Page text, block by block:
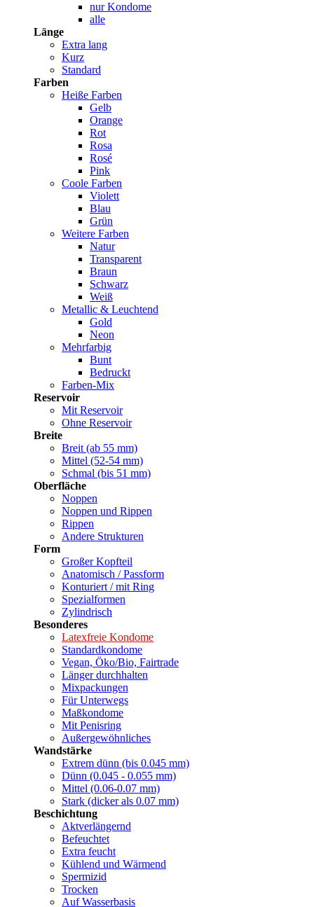
nur Kondome
alle
Länge
Extra lang
Kurz
Standard
Farben
Heiße Farben
Gelb
Orange
Rot
Rosa
Rosé
Pink
Coole Farben
Violett
Blau
Grün
Weitere Farben
Natur
Transparent
Braun
Schwarz
Weiß
Metallic & Leuchtend
Gold
Neon
Mehrfarbig
Bunt
Bedruckt
Farben-Mix
Reservoir
Mit Reservoir
Ohne Reservoir
Breite
Breit (ab 55 mm)
Mittel (52-54 mm)
Schmal (bis 51 mm)
Oberfläche
Noppen
Noppen und Rippen
Rippen
Andere Strukturen
Form
Großer Kopfteil
Anatomisch / Passform
Konturiert / mit Ring
Spezialformen
Zylindrisch
Besonderes
Latexfreie Kondome
Standardkondome
Vegan, Öko/Bio, Fairtrade
Länger durchhalten
Mixpackungen
Für Unterwegs
Maßkondome
Mit Penisring
Außergewöhnliches
Wandstärke
Extrem dünn (bis 0.045 mm)
Dünn (0.045 - 0.055 mm)
Mittel (0.06-0.07 mm)
Stark (dicker als 0.07 mm)
Beschichtung
Aktverlängernd
Befeuchtet
Extra feucht
Kühlend und Wärmend
Spermizid
Trocken
Auf Wasserbasis